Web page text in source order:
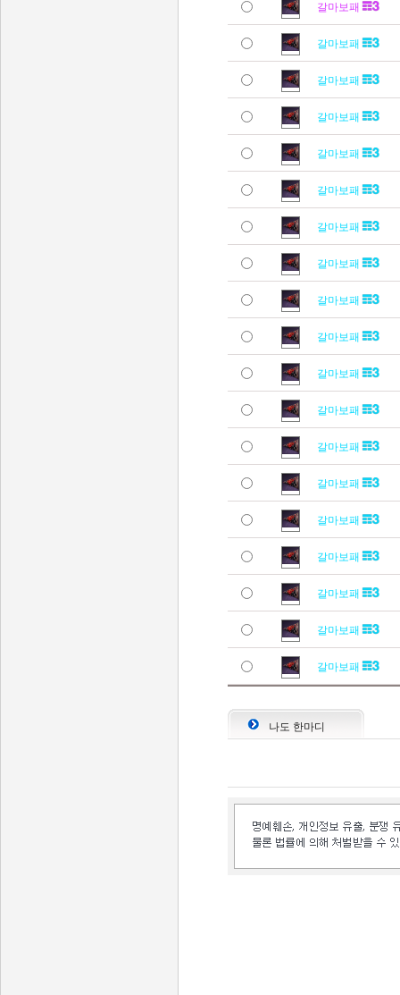
갈마보패
갈마보패
갈마보패
갈마보패
갈마보패
갈마보패
갈마보패
갈마보패
갈마보패
갈마보패
갈마보패
갈마보패
갈마보패
갈마보패
갈마보패
갈마보패
갈마보패
갈마보패
갈마보패
나도 한마디